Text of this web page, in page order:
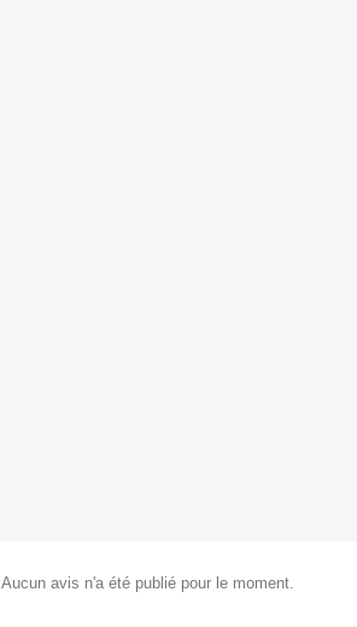
Aucun avis n'a été publié pour le moment.